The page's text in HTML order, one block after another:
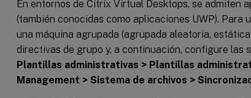
En entornos de Citrix Virtual Desktops, se admiten
(también conocidas como aplicaciones UWP).
una máquina agrupada (agrupada aleatoria,
directivas de grupo y, a continuación, configure las
Plantillas administrativas > Plantillas
Management > Sistema de archivos >